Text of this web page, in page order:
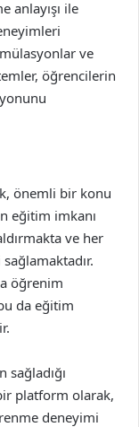
anlayışı ile
ve
öğrencilerin
önemli bir konu
eğitim imkanı
ve her
öğrenim
da eğitim
platform olarak,
deneyimi